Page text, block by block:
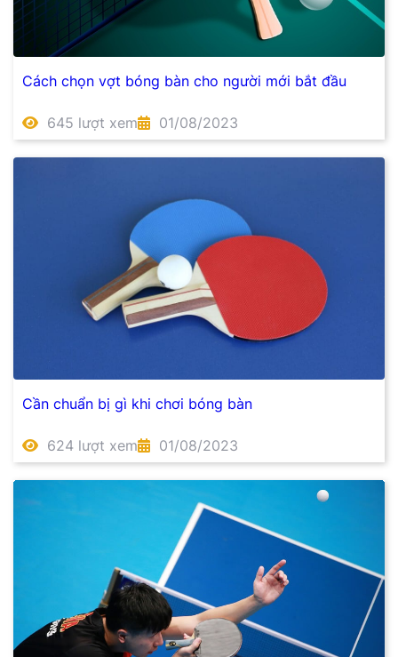
Cách chọn vợt bóng bàn cho người mới bắt đầu
645 lượt xem 01/08/2023
Cần chuẩn bị gì khi chơi bóng bàn
624 lượt xem 01/08/2023